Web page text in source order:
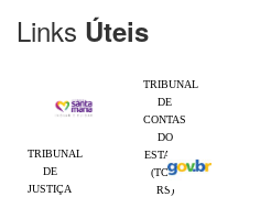
Links Úteis
TRIBUNAL
DE
CONTAS
DO
ESTADO
(TCE-
RS)
TRIBUNAL
DE
JUSTIÇA